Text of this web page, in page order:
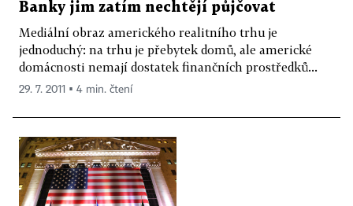
Banky jim zatím nechtějí půjčovat
Mediální obraz amerického realitního trhu je
jednoduchý: na trhu je přebytek domů, ale americké
domácnosti nemají dostatek finančních prostředků...
29. 7. 2011 ▪ 4 min. čtení